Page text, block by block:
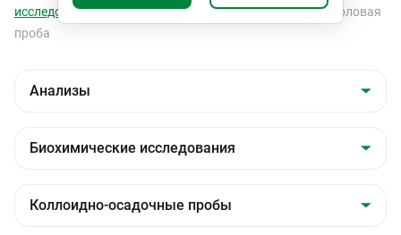
исследования
Коллоидно-осадочные пробы
Тимоловая
проба